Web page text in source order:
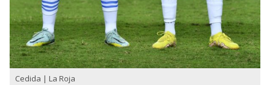
Cedida | La Roja